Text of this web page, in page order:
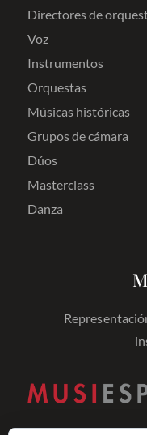
Directores de
Voz
Instrumentos
Orquestas
Músicas históricas
Grupos de cámara
Dúos
Masterclass
Danza